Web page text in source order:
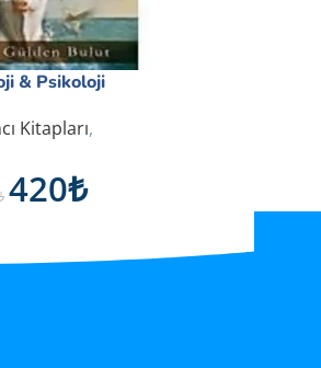
& Psikoloji
Kitapları,
420₺